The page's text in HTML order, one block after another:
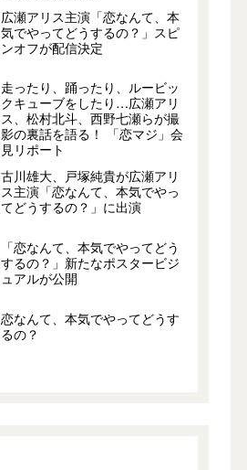
広瀬アリス主演「恋なんて、本
気でやってどうするの？」スピ
ンオフが配信決定
走ったり、踊ったり、ルービッ
クキューブをしたり…広瀬アリ
ス、松村北斗、西野七瀬らが撮
影の裏話を語る！ 「恋マジ」会
見リポート
古川雄大、戸塚純貴が広瀬アリ
ス主演「恋なんて、本気でやっ
てどうするの？」に出演
「恋なんて、本気でやってどう
するの？」新たなポスタービジ
ュアルが公開
恋なんて、本気でやってどうす
るの？